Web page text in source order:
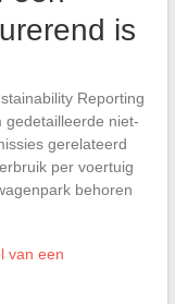
is
Reporting
gedetailleerde niet-
gerelateerd
per voertuig
behoren
van een